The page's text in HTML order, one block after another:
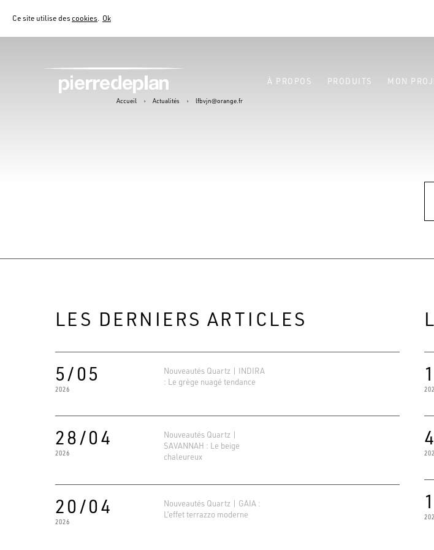
Ce site utilise descookies. Ok
À PROPOS PRODUITS MON
Accueil › Actualités › lfbvjn@orange.fr
LES DERNIERS ARTICLES
5/05
2026
Nouveautés Quartz | INDIRA
: Le grège nuagé tendance
28/04
2026
Nouveautés Quartz |
SAVANNAH : Le beige
chaleureux
20/04
2026
Nouveautés Quartz | GAIA :
L’effet terrazzo moderne